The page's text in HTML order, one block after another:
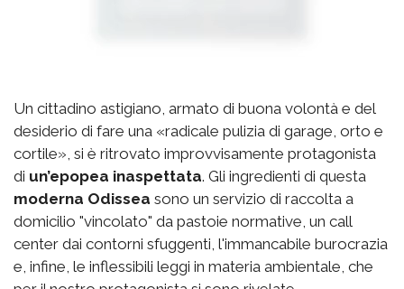
Un cittadino astigiano, armato di buona volontà e del
desiderio di fare una «radicale pulizia di garage, orto e
cortile», si è ritrovato improvvisamente protagonista
di un’epopea inaspettata. Gli ingredienti di questa
moderna Odissea sono un servizio di raccolta a
domicilio "vincolato" da pastoie normative, un call
center dai contorni sfuggenti, l'immancabile burocrazia
e, infine, le inflessibili leggi in materia ambientale, che